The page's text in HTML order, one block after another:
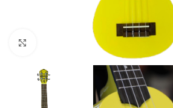
Click to enlarge